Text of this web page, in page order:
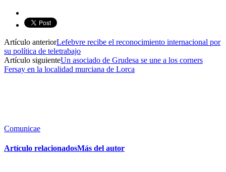
Artículo anteriorLefebvre recibe el reconocimiento internacional por
su política de teletrabajo
Artículo siguienteUn asociado de Grudesa se une a los corners
Fersay en la localidad murciana de Lorca
Comunicae
Artículo relacionadosMás del autor